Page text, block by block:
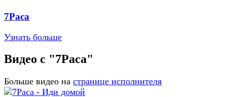
7Раса
Узнать больше
Видео с "7Раса"
Больше видео на странице исполнителя